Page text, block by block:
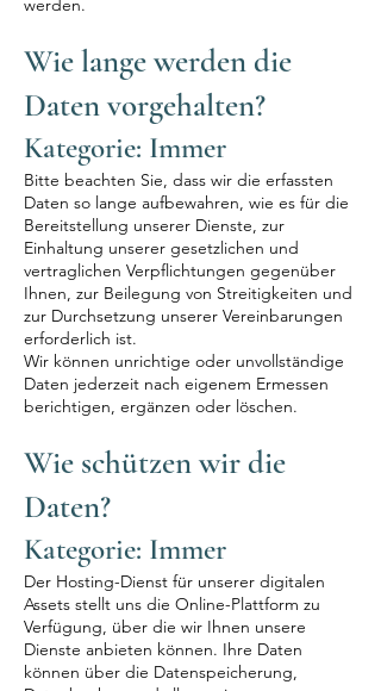
werden.
Wie lange werden die
Daten vorgehalten?
Kategorie: Immer
Bitte beachten Sie, dass wir die erfassten
Daten so lange aufbewahren, wie es für die
Bereitstellung unserer Dienste, zur
Einhaltung unserer gesetzlichen und
vertraglichen Verpflichtungen gegenüber
Ihnen, zur Beilegung von Streitigkeiten und
zur Durchsetzung unserer Vereinbarungen
erforderlich ist.
Wir können unrichtige oder unvollständige
Daten jederzeit nach eigenem Ermessen
berichtigen, ergänzen oder löschen.
Wie schützen wir die
Daten?
Kategorie: Immer
Der Hosting-Dienst für unserer digitalen
Assets stellt uns die Online-Plattform zu
Verfügung, über die wir Ihnen unsere
Dienste anbieten können. Ihre Daten
können über die Datenspeicherung,